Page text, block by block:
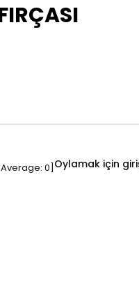
Average: 0 Oylamak için